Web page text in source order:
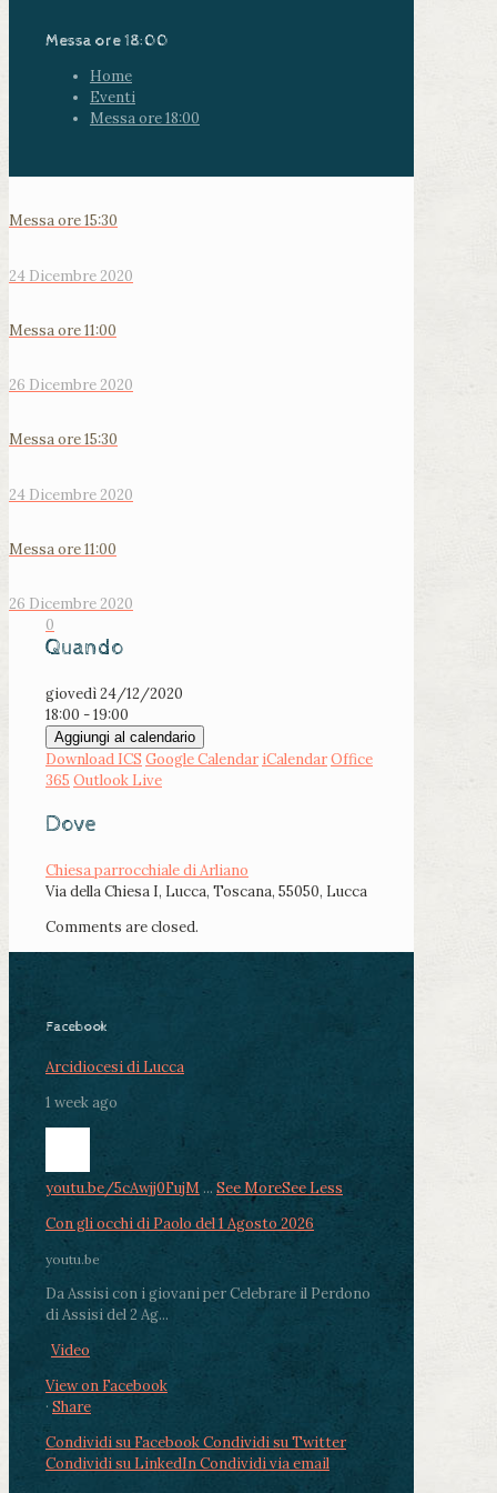
Messa ore 18:00
Home
Eventi
Messa ore 18:00
Messa ore 15:30
24 Dicembre 2020
Messa ore 11:00
26 Dicembre 2020
Messa ore 15:30
24 Dicembre 2020
Messa ore 11:00
26 Dicembre 2020
0
Quando
giovedì 24/12/2020
18:00 - 19:00
Aggiungi al calendario
Download ICS Google Calendar iCalendarOffice
365 Outlook Live
Dove
Chiesa parrocchiale di Arliano
Via della Chiesa I, Lucca, Toscana, 55050, Lucca
Comments are closed.
Facebook
Arcidiocesi di Lucca
1 week ago
youtu.be/5cAwjj0FujM ... See MoreSee Less
Con gli occhi di Paolo del 1 Agosto 2026
youtu.be
Da Assisi con i giovani per Celebrare il Perdono
di Assisi del 2 Ag...
Video
View on Facebook
· Share
Condividi su FacebookCondividi su Twitter
Condividi su LinkedInCondividi via email